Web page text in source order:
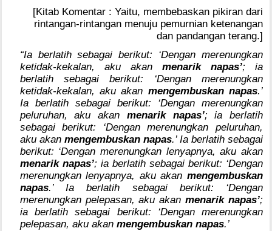
[Kitab Komentar : Yaitu, membebaskan pikiran dari
rintangan-rintangan menuju pemurnian ketenangan
dan pandangan terang.]
“Ia berlatih sebagai berikut: ‘Dengan merenungkan
ketidak-kekalan, aku akan menarik napas’; ia
berlatih sebagai berikut: ‘Dengan merenungkan
ketidak-kekalan, aku akan mengembuskan napas.’
Ia berlatih sebagai berikut: ‘Dengan merenungkan
peluruhan, aku akan menarik napas’; ia berlatih
sebagai berikut: ‘Dengan merenungkan peluruhan,
aku akan mengembuskan napas.’ Ia berlatih sebagai
berikut: ‘Dengan merenungkan lenyapnya, aku akan
menarik napas’; ia berlatih sebagai berikut: ‘Dengan
merenungkan lenyapnya, aku akan mengembuskan
napas.’ Ia berlatih sebagai berikut: ‘Dengan
merenungkan pelepasan, aku akanmenarik napas’;
ia berlatih sebagai berikut: ‘Dengan merenungkan
pelepasan, aku akan mengembuskan napas.’